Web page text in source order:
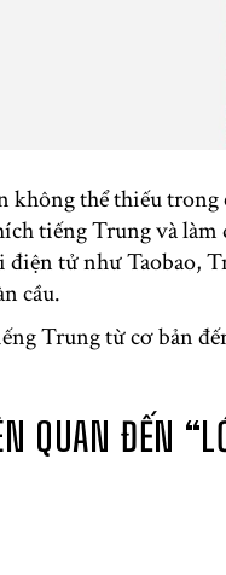
thể thiếu
tiếng Trung và làm
tử như Taobao,
cầu.
Trung từ cơ bản
QUAN ĐẾN